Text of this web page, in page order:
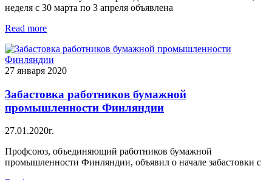
неделя с 30 марта по 3 апреля объявлена
Read more
27 января 2020
Забастовка работников бумажной
промышленности Финляндии
27.01.2020г.
Профсоюз, объединяющий работников бумажной
промышленности Финляндии, объявил о начале забастовки c